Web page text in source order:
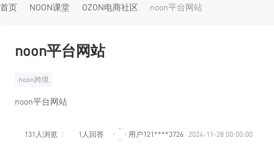
首页 NOON课堂 OZON电商社区 noon平台网站
noon平台网站
noon跨境
noon平台网站
131人浏览 1人回答 用户121****3726 2024-11-28 00:00:00